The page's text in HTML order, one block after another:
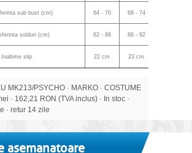
sub bust (cm) 64 - 70 68 - 74
solduri (cm) 82 - 88 86 - 92
Inaltime slip 22 cm 23 cm
MK213/PSYCHO · MARKO · COSTUME
· 162,21 RON (TVA inclus) · In stoc ·
· retur 14 zile
asemanatoare